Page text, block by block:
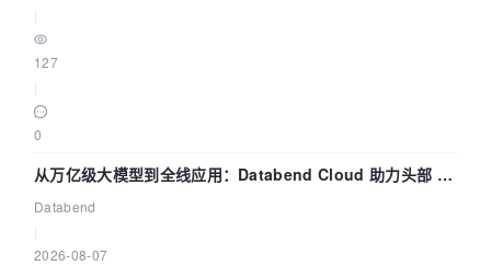
127
0
从万亿级大模型到全线应用：Databend Cloud 助力头部 AI
企业构建全链路 Trace 数据管道
Databend
2026-08-07